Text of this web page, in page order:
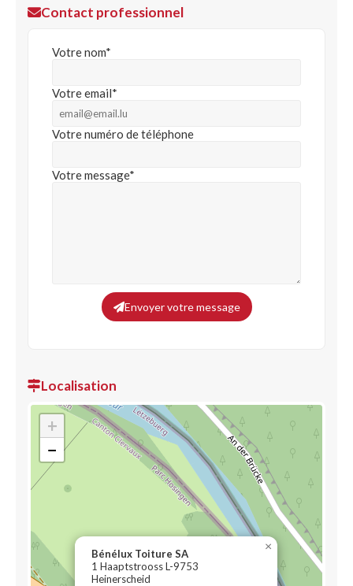
Contact professionnel
Votre nom*
Votre email*
Votre numéro de téléphone
Votre message*
Envoyer votre message
Localisation
Bénélux Toiture SA
1 Haaptstrooss L-9753
Heinerscheid
×
+
−